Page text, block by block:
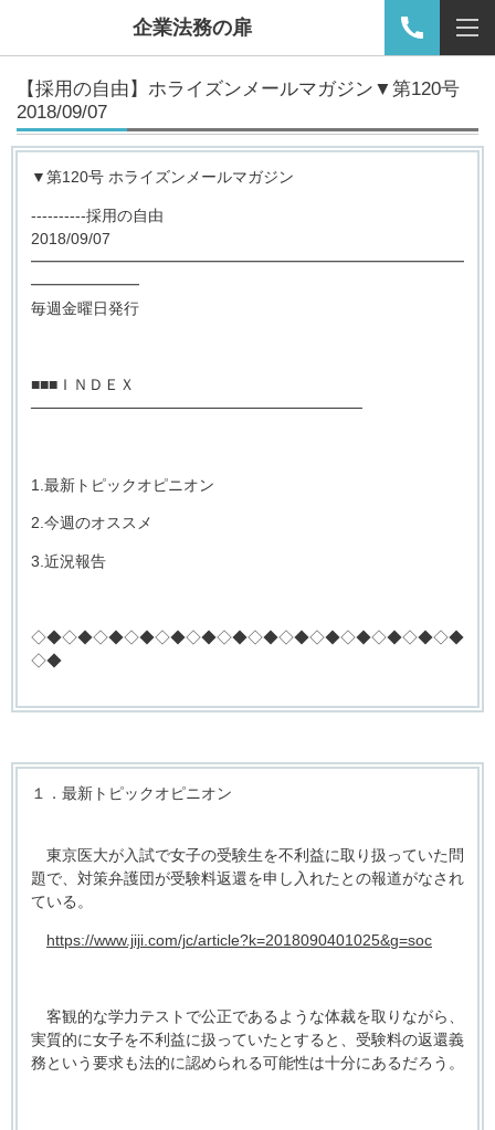
企業法務の扉
【採用の自由】ホライズンメールマガジン▼第120号
2018/09/07
▼第120号 ホライズンメールマガジン
----------採用の自由
2018/09/07
━━━━━━━━━━━━━━━━━━━━━━━━━━━━
━━━━━━━
毎週金曜日発行
■■■ＩＮＤＥＸ
──────────────────────────────
1.最新トピックオピニオン
2.今週のオススメ
3.近況報告
◇◆◇◆◇◆◇◆◇◆◇◆◇◆◇◆◇◆◇◆◇◆◇◆◇◆◇◆
◇◆
１．最新トピックオピニオン
東京医大が入試で女子の受験生を不利益に取り扱っていた問
題で、対策弁護団が受験料返還を申し入れたとの報道がなされ
ている。
https://www.jiji.com/jc/article?k=2018090401025&g=soc
客観的な学力テストで公正であるような体裁を取りながら、
実質的に女子を不利益に扱っていたとすると、受験料の返還義
務という要求も法的に認められる可能性は十分にあるだろう。